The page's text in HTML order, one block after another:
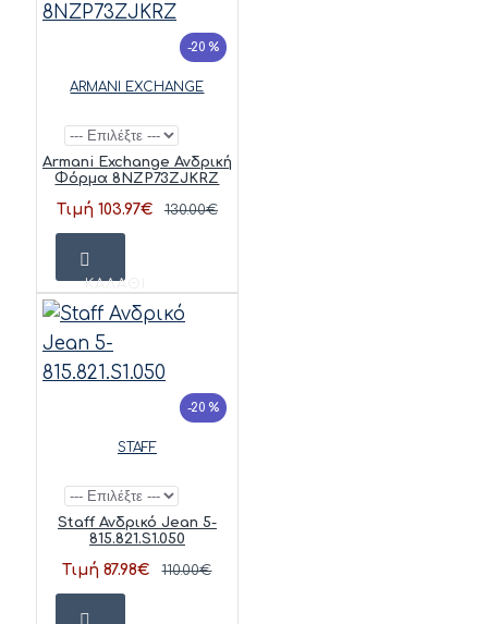
-20 %
ARMANI EXCHANGE
Armani Exchange Ανδρική
Φόρμα 8NZP73ZJKRZ
Τιμή 103.97€ 130.00€
ΚΑΛΆΘΙ
-20 %
STAFF
Staff Ανδρικό Jean 5-
815.821.S1.050
Τιμή 87.98€ 110.00€